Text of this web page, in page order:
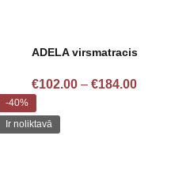
ADELA virsmatracis
€102.00 – €184.00
-40%
Ir noliktavā